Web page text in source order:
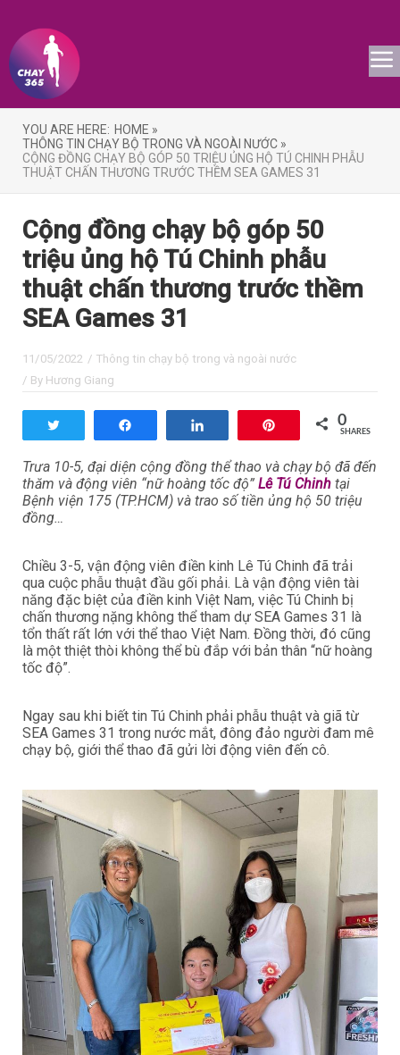
YOU ARE HERE: HOME »
THÔNG TIN CHẠY BỘ TRONG VÀ NGOÀI NƯỚC »
CỘNG ĐỒNG CHẠY BỘ GÓP 50 TRIỆU ỦNG HỘ TÚ CHINH PHẪU
THUẬT CHẤN THƯƠNG TRƯỚC THỀM SEA GAMES 31
Cộng đồng chạy bộ góp 50
triệu ủng hộ Tú Chinh phẫu
thuật chấn thương trước thềm
SEA Games 31
11/05/2022 / Thông tin chạy bộ trong và ngoài nước
/ By Hương Giang
0
SHARES
Trưa 10-5, đại diện cộng đồng thể thao và chạy bộ đã đến
thăm và động viên “nữ hoàng tốc độ” Lê Tú Chinh tại
Bệnh viện 175 (TP.HCM) và trao số tiền ủng hộ 50 triệu
đồng…
Chiều 3-5, vận động viên điền kinh Lê Tú Chinh đã trải
qua cuộc phẫu thuật đầu gối phải. Là vận động viên tài
năng đặc biệt của điền kinh Việt Nam, việc Tú Chinh bị
chấn thương nặng không thể tham dự SEA Games 31 là
tổn thất rất lớn với thể thao Việt Nam. Đồng thời, đó cũng
là một thiệt thòi không thể bù đắp với bản thân “nữ hoàng
tốc độ”.
Ngay sau khi biết tin Tú Chinh phải phẫu thuật và giã từ
SEA Games 31 trong nước mắt, đông đảo người đam mê
chạy bộ, giới thể thao đã gửi lời động viên đến cô.